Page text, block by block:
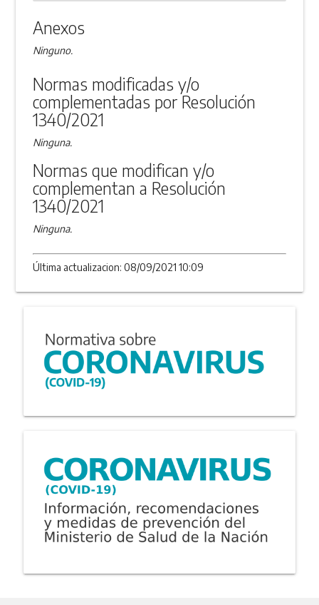
Anexos
Ninguno.
Normas modificadas y/o
complementadas por Resolución
1340/2021
Ninguna.
Normas que modifican y/o
complementan a Resolución
1340/2021
Ninguna.
Última actualizacion: 08/09/2021 10:09